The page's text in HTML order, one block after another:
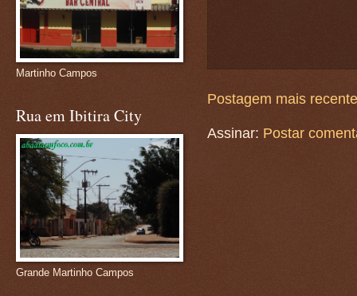
Postagem mais recente
Assinar: Postar
Martinho Campos
Rua em Ibitira City
Grande Martinho Campos